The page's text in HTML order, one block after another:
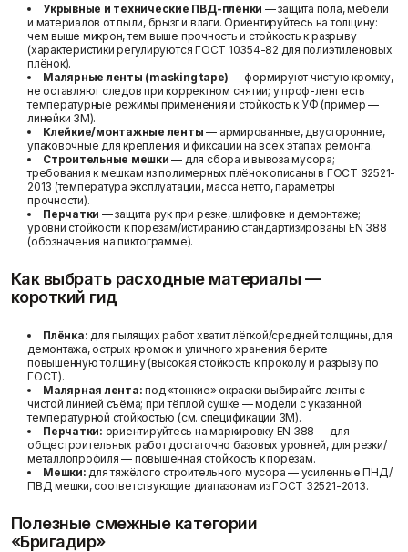
Укрывные и технические ПВД-плёнки — защита пола, мебели
и материалов от пыли, брызг и влаги. Ориентируйтесь на толщину:
чем выше микрон, тем выше прочность и стойкость к разрыву
(характеристики регулируются ГОСТ 10354-82 для полиэтиленовых
плёнок).
Малярные ленты (masking tape) — формируют чистую кромку,
не оставляют следов при корректном снятии; у проф-лент есть
температурные режимы применения и стойкость к УФ (пример —
линейки 3M).
Клейкие/монтажные ленты — армированные, двусторонние,
упаковочные для крепления и фиксации на всех этапах ремонта.
Строительные мешки — для сбора и вывоза мусора;
требования к мешкам из полимерных плёнок описаны в ГОСТ 32521-
2013 (температура эксплуатации, масса нетто, параметры
прочности).
Перчатки — защита рук при резке, шлифовке и демонтаже;
уровни стойкости к порезам/истиранию стандартизированы EN 388
(обозначения на пиктограмме).
Как выбрать расходные материалы —
короткий гид
Плёнка: для пылящих работ хватит лёгкой/средней толщины, для
демонтажа, острых кромок и уличного хранения берите
повышенную толщину (высокая стойкость к проколу и разрыву по
ГОСТ).
Малярная лента: под «тонкие» окраски выбирайте ленты с
чистой линией съёма; при тёплой сушке — модели с указанной
температурной стойкостью (см. спецификации 3M).
Перчатки: ориентируйтесь на маркировку EN 388 — для
общестроительных работ достаточно базовых уровней, для резки/
металлопрофиля — повышенная стойкость к порезам.
Мешки: для тяжёлого строительного мусора — усиленные ПНД/
ПВД мешки, соответствующие диапазонам из ГОСТ 32521-2013.
Полезные смежные категории
«Бригадир»